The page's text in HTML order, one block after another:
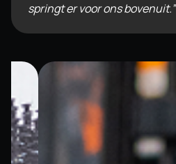
springt er voor ons bovenuit.”